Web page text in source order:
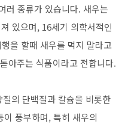
러 종류가 있습니다. 새우는
있으며, 16세기 의학서적인
을 할때 새우를 먹지 말라고
아주는 식품이라고 전합니다.
의 단백질과 칼슘을 비롯한
풍부하며, 특히 새우의